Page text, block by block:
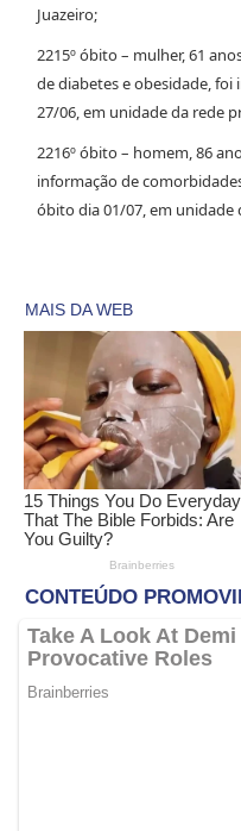
Juazeiro;
2215º óbito – mulher, 61
de diabetes e obesidade,
27/06, em unidade da rede
2216º óbito – homem, 86
informação de
óbito dia 01/07, em unidade